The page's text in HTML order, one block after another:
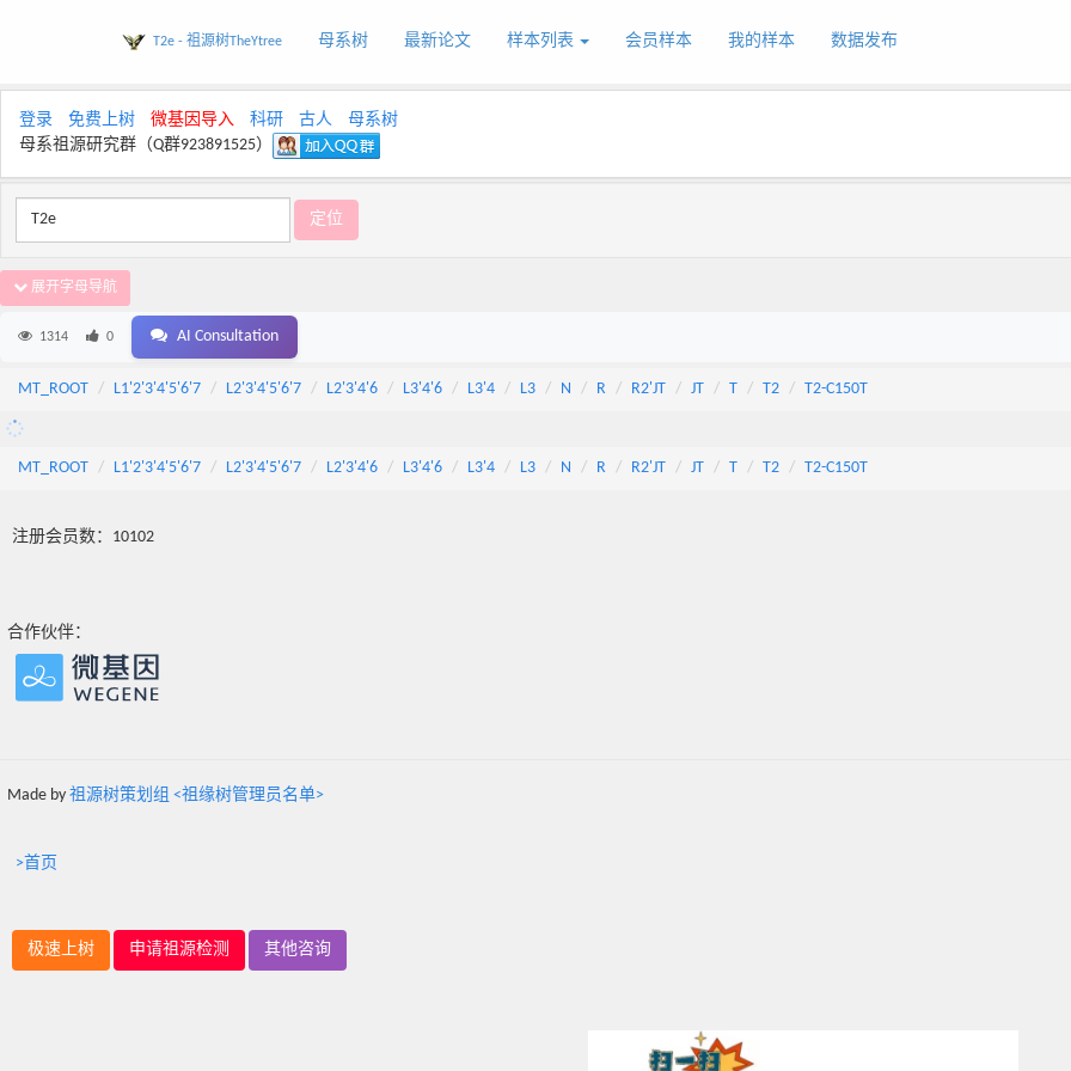
T2e - 祖源树TheYtree 母系树 最新论文 样本列表 会员样本 我的样本 数据发布
登录 免费上树 微基因导入 科研 古人
母系树
母系祖源研究群（Q群923891525）
展开字母导航
1314 0 AI Consultation
MT_ROOT L1'2'3'4'5'6'7 L2'3'4'5'6'7 L2'3'4'6 L3'4'6 L3'4 L3 N R R2'JT JT T T2 T2-C150T
MT_ROOT L1'2'3'4'5'6'7 L2'3'4'5'6'7 L2'3'4'6 L3'4'6 L3'4 L3 N R R2'JT JT T T2 T2-C150T
注册会员数：10102
合作伙伴：
Made by 祖源树策划组 <祖缘树管理员名单>
>首页
极速上树 申请祖源检测 其他咨询